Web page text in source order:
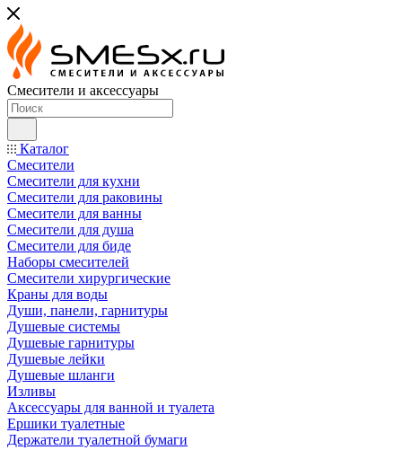
Смесители и аксессуары
Каталог
Смесители
Смесители для кухни
Смесители для раковины
Смесители для ванны
Смесители для душа
Смесители для биде
Наборы смесителей
Смесители хирургические
Краны для воды
Души, панели, гарнитуры
Душевые системы
Душевые гарнитуры
Душевые лейки
Душевые шланги
Изливы
Аксессуары для ванной и туалета
Ершики туалетные
Держатели туалетной бумаги